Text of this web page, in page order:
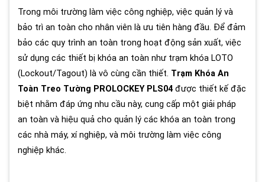
Trong môi trường làm việc công nghiệp, việc quản lý và
bảo trì an toàn cho nhân viên là ưu tiên hàng đầu. Để đảm
bảo các quy trình an toàn trong hoạt động sản xuất, việc
sử dụng các thiết bị khóa an toàn như trạm khóa LOTO
(Lockout/Tagout) là vô cùng cần thiết. Trạm Khóa An
Toàn Treo Tường PROLOCKEY PLS04 được thiết kế đặc
biệt nhằm đáp ứng nhu cầu này, cung cấp một giải pháp
an toàn và hiệu quả cho quản lý các khóa an toàn trong
các nhà máy, xí nghiệp, và môi trường làm việc công
nghiệp khác.